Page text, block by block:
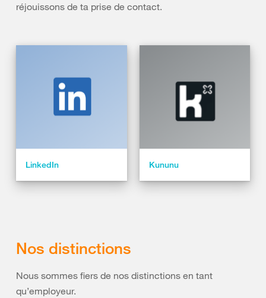
réjouissons de ta prise de contact.
LinkedIn Kununu
Nos distinctions
Nous sommes fiers de nos distinctions en tant
qu’employeur.